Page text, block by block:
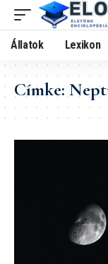
Állatok Lexikon
Címke: